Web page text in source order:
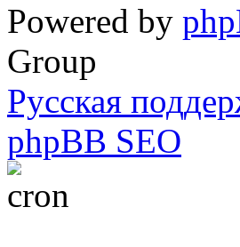
Powered by
Group
Русская
phpBB SEO